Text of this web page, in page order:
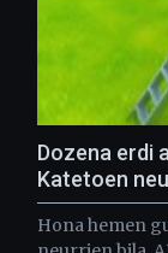
Dozena erdi
Katetoen
Hona hemen